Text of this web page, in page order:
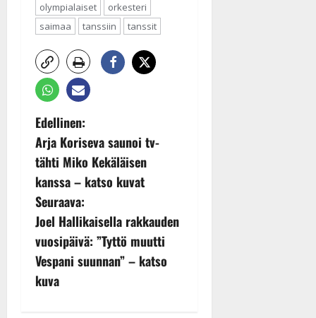
olympialaiset
orkesteri
saimaa
tanssiin tanssit
P
o
s
t
n
a
Edellinen:
Arja Koriseva saunoi tv-
tähti Miko Kekäläisen
kanssa – katso kuvat
Seuraava:
Joel Hallikaisella rakkauden
vuosipäivä: ”Tyttö muutti
Vespani suunnan” – katso
kuva